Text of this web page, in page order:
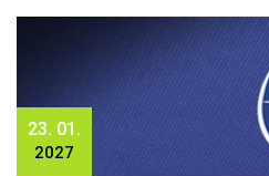
23. 01.
2027